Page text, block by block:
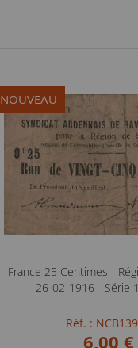
NOUVEAU
France 25 Centimes -
26-02-1916 - Série
Réf. :
6,00 €